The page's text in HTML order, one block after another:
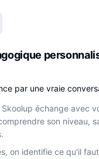
par une vraie
Skoolup échange avec
son niveau,
on identifie ce qu'il